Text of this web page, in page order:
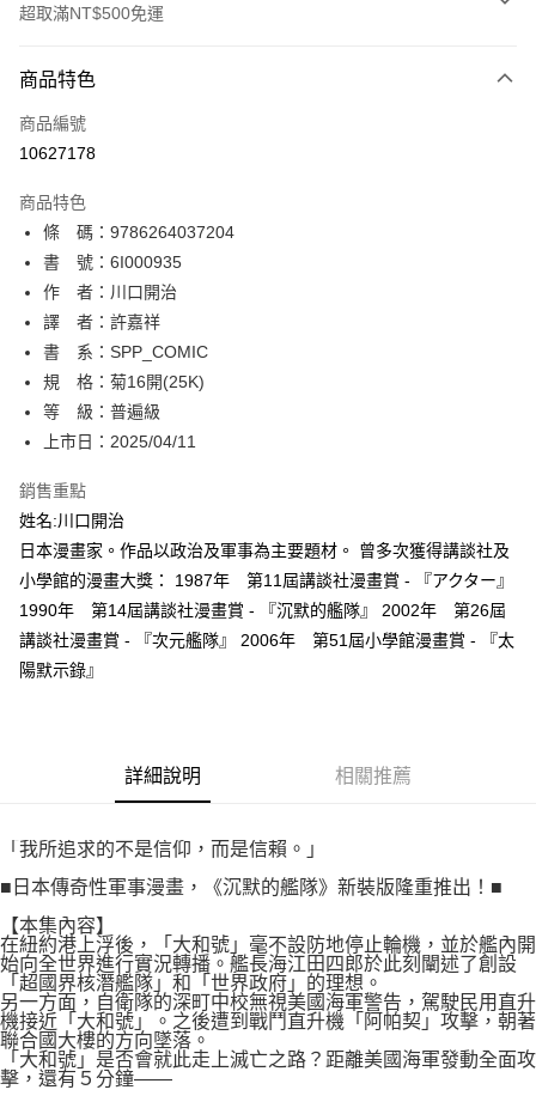
超取滿NT$500免運
信用卡一次付款
超商取貨付款
相關說明
【關於「AFTEE先享後付」】
AFTEE先享後付是「在收到商品之後才付款」的支付方式。 讓您購物簡單
便利好安心！
１．簡單：不需註冊會員、不需綁卡、不需儲值。
２．便利：只要手機號碼，簡訊認證，即可結帳。
３．安心：先確認商品／服務後，再付款。
【「AFTEE先享後付」結帳流程】
１．於結帳方式選擇「AFTEE先享後付」後，將跳轉至「AFTEE先享後付」
結帳頁面，進行簡訊認證並確認金額後，即可完成結帳。
２．訂單成立數日內，您將收到繳費通知簡訊。
ATM／網路銀行／等多元方式進行付款，方視為交易完成。
※ 請注意：結帳手續完成當下不需立刻繳費，但若您需要取消訂單，請聯絡
購買商品的店家。未經商家同意取消之訂單仍視為有效，需透過AFTEE先享
後付繳納相關費用。
※ 交易是否成功請以「AFTEE先享後付 」之結帳頁面顯示為準，若有關於
是否繳費成功／繳費後需取消欲退款等相關疑問，請聯繫「AFTEE先享後付
【注意事項】
https://aftee.tw/terms/#terms3
３．未成年的使用者請事先徵得法定代理人或監護人之同意方可使用
任。
４．使用「AFTEE先享後付」時，將依據個別帳號之用戶狀況，依本公司即
時審查核予不同之上限額度；若仍有額度不足之情形，本公司將視審查結果
５．嚴禁一人註冊多個帳號或使用他人資訊註冊。若發現惡意使用之情形，
恩沛科技股份有限公司將有權停止該用戶之使用額度並採取法律行動。
ATM付款
運送方式
全家取貨付款
每筆NT$80，滿NT$500(含以上)免運費
付款後全家取貨
每筆NT$80，滿NT$500(含以上)免運費
付款後萊爾富取貨
每筆NT$80，滿NT$500(含以上)免運費
7-11取貨付款
每筆NT$80，滿NT$500(含以上)免運費
每筆NT$100，滿NT$800(含以上)免運費
國家/地區配送 查看運費
商品特色
商品編號
10627178
商品特色
條 碼：9786264037204
書 號：6I000935
作 者：川口開治
譯 者：許嘉祥
書 系：SPP_COMIC
規 格：菊16開(25K)
等 級：普遍級
上市日：2025/04/11
銷售重點
姓名:川口開治
日本漫畫家。作品以政治及軍事為主要題材。 曾多次獲得講談社及
小學館的漫畫大獎： 1987年 第11屆講談社漫畫賞 - 『アクター』
1990年 第14屆講談社漫畫賞 - 『沉默的艦隊』 2002年 第26屆
講談社漫畫賞 - 『次元艦隊』 2006年 第51屆小學館漫畫賞 - 『太
陽默示錄』
詳細說明 相關推薦
「我所追求的不是信仰，而是信賴。」
■日本傳奇性軍事漫畫，《沉默的艦隊》新裝版隆重推出！■
【本集內容】
在紐約港上浮後，「大和號」毫不設防地停止輪機，並於艦內開
始向全世界進行實況轉播。艦長海江田四郎於此刻闡述了創設
「超國界核潛艦隊」和「世界政府」的理想。
另一方面，自衛隊的深町中校無視美國海軍警告，駕駛民用直升
機接近「大和號」。之後遭到戰鬥直升機「阿帕契」攻擊，朝著
聯合國大樓的方向墜落。
「大和號」是否會就此走上滅亡之路？距離美國海軍發動全面攻
擊，還有５分鐘——